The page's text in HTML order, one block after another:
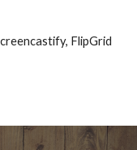
FlipGrid